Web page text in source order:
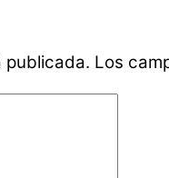
publicada. Los